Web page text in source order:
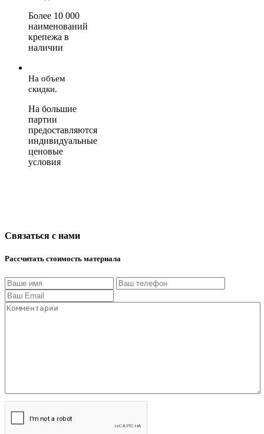
Более 10 000
наименований
крепежа в
наличии
На объем
скидки.
На большие
партии
предоставляются
индивидуальные
ценовые
условия
Связаться с нами
Рассчитать стоимость материала